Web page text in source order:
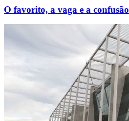
O favorito, a vaga e a confusão